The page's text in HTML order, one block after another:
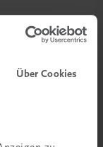
Über Cookies